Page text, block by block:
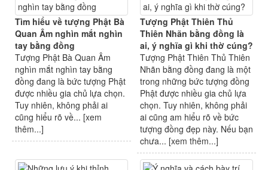
Tìm hiểu về tượng Phật Bà
Quan Âm nghìn mắt nghìn
tay bằng đồng
Tượng Phật Bà Quan Âm
nghìn mắt nghìn tay bằng
đồng đang là bức tượng Phật
được nhiều gia chủ lựa chọn.
Tuy nhiên, không phải ai
cũng hiểu rõ về... [xem
thêm...]
Tượng Phật Thiên Thủ
Thiên Nhãn bằng đồng là
ai, ý nghĩa gì khi thờ cúng?
Tượng Phật Thiên Thủ Thiên
Nhãn bằng đồng đang là một
trong những bức tượng đồng
Phật được nhiều gia chủ lựa
chọn. Tuy nhiên, không phải
ai cũng am hiểu rõ về bức
tượng đồng đẹp này. Nếu bạn
chưa... [xem thêm...]